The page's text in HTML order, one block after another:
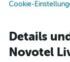
Cookie-
Details
Novotel